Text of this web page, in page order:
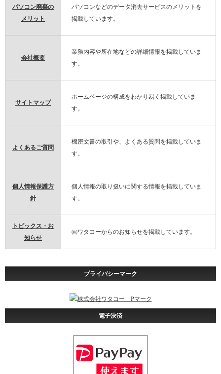
パソコン廃棄の
メリット
パソコンなどのデータ消去サービスのメリットを
掲載しています。
会社概要
業務内容や所在地などの詳細情報を掲載していま
す。
サイトマップ
ホームページの構成をわかり易く掲載していま
す。
よくあるご質問
機密文書の取引や、よくある質問を掲載していま
す。
個人情報保護方
針
個人情報の取り扱いに関する情報を掲載していま
す。
トピックス・お
知らせ
㈱ワタコーからのお知らせを掲載しています。
プライバシーマーク
電子決済